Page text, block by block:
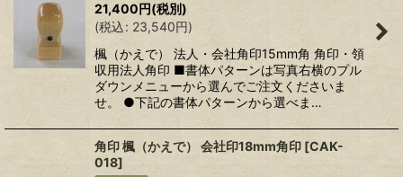
21,400円(税別)
(税込: 23,540円)
楓（かえで） 法人・会社角印15mm角 角印・領
収用法人角印 ■書体パターンは写真右横のプル
ダウンメニューから選んでご注文くださいま
せ。 ●下記の書体パターンから選べま…
角印 楓（かえで） 会社印18mm角印 [CAK-
018]